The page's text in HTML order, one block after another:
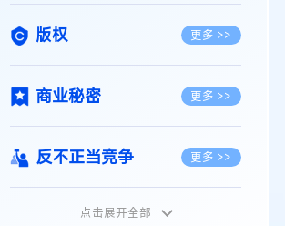
版权 更多 >>
商业秘密 更多 >>
反不正当竞争 更多 >>
植物新品种点击展开全部